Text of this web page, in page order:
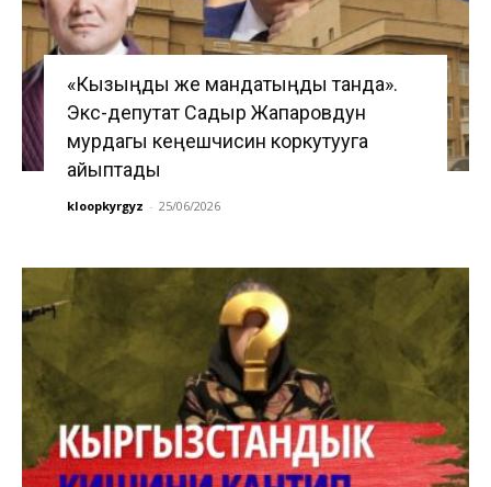
«Кызыңды же мандатыңды танда».
Экс-депутат Садыр Жапаровдун
мурдагы кеңешчисин коркутууга
айыптады
kloopkyrgyz - 25/06/2026